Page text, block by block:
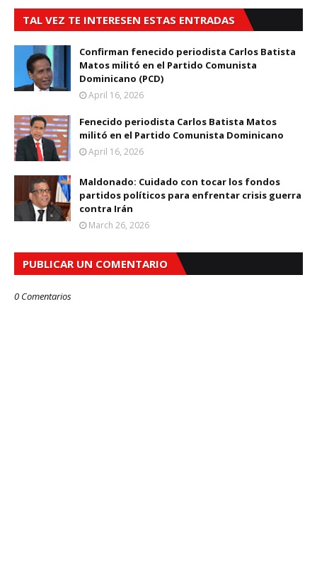
TAL VEZ TE INTERESEN ESTAS ENTRADAS
Confirman fenecido periodista Carlos Batista
Matos militó en el Partido Comunista
Dominicano (PCD)
April 16, 2026
Fenecido periodista Carlos Batista Matos
militó en el Partido Comunista Dominicano
April 16, 2026
Maldonado: Cuidado con tocar los fondos
partidos políticos para enfrentar crisis guerra
contra Irán
March 26, 2026
PUBLICAR UN COMENTARIO
0 Comentarios